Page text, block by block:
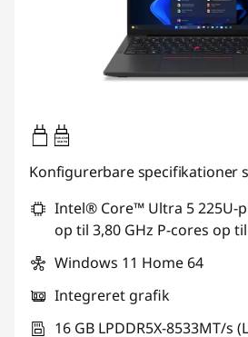
65W-65W
USB PD
Konfigurerbare specifikationer
Intel® Core™ Ultra 5 225U-
op til 3,80 GHz P-cores op
Windows 11 Home 64
Integreret grafik
16 GB LPDDR5X-8533MT/s